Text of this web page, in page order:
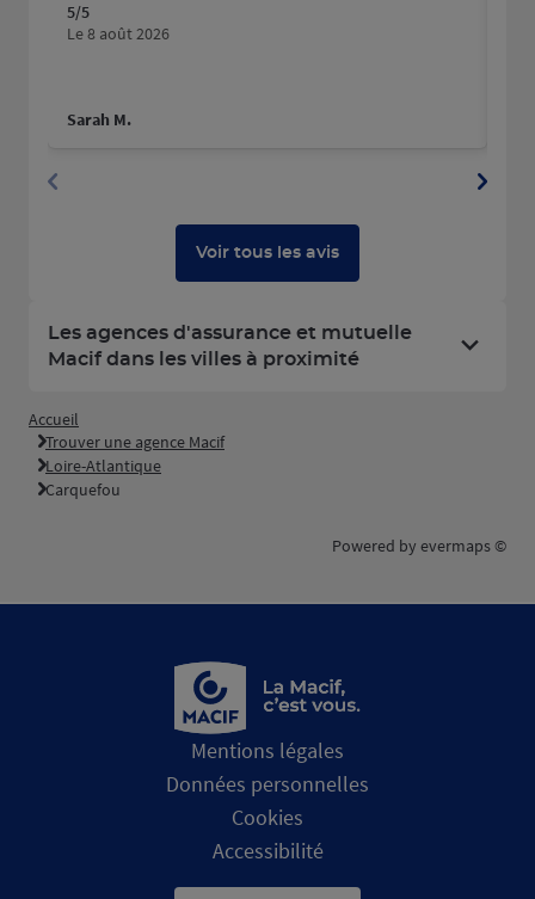
5/5
Le 8 août 2026
Sarah M.
Voir tous les avis
Les agences d'assurance et mutuelle
Macif dans les villes à proximité
Accueil
Trouver une agence Macif
Loire-Atlantique
Carquefou
Powered by evermaps ©
Mentions légales
Données personnelles
Cookies
Accessibilité